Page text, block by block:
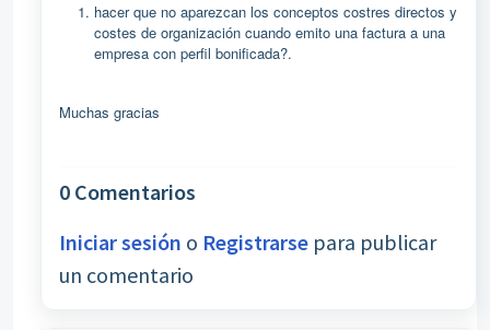
hacer que no aparezcan los conceptos costres directos y
costes de organización cuando emito una factura a una
empresa con perfil bonificada?.
Muchas gracias
0 Comentarios
Iniciar sesión o Registrarse para publicar
un comentario